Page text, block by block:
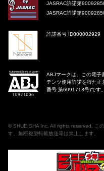
JASRAC許諾第
JASRAC許諾第
許諾番号 ID000002929
ABJマークは、この電子
テンツ使用許諾を得た正
番号 第6091713号)です。
© SHUEISHA Inc . All rights reserved. こ
す。無断複製転載放送等は禁止します。